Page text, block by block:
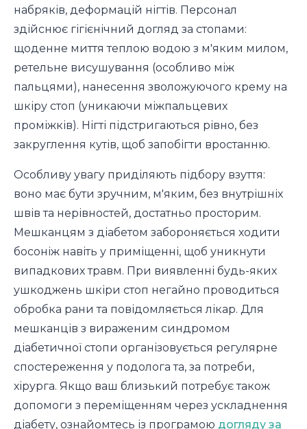
набряків, деформацій нігтів. Персонал
здійснює гігієнічний догляд за стопами:
щоденне миття теплою водою з м'яким милом,
ретельне висушування (особливо між
пальцями), нанесення зволожуючого крему на
шкіру стоп (уникаючи міжпальцевих
проміжків). Нігті підстригаються рівно, без
закруглення кутів, щоб запобігти вростанню.
Особливу увагу приділяють підбору взуття:
воно має бути зручним, м'яким, без внутрішніх
швів та нерівностей, достатньо просторим.
Мешканцям з діабетом забороняється ходити
босоніж навіть у приміщенні, щоб уникнути
випадкових травм. При виявленні будь-яких
ушкоджень шкіри стоп негайно проводиться
обробка рани та повідомляється лікар. Для
мешканців з вираженим синдромом
діабетичної стопи організовується регулярне
спостереження у подолога та, за потреби,
хірурга. Якщо ваш близький потребує також
допомоги з переміщенням через ускладнення
діабету, ознайомтесь із програмою догляду за